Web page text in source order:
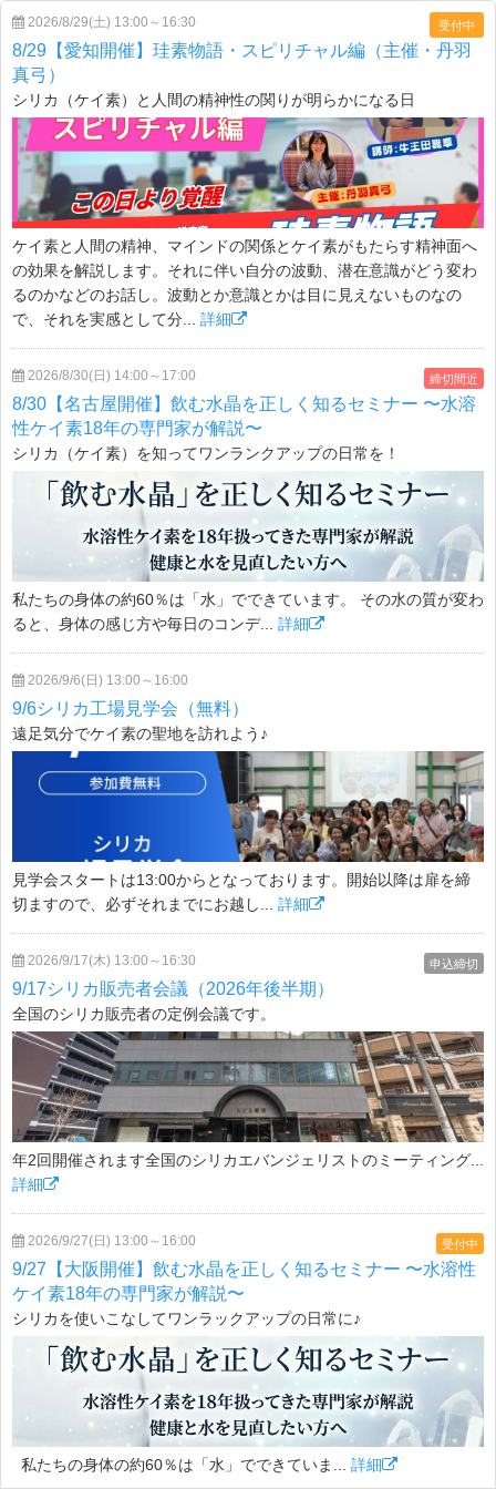
受付中
2026/8/29(土) 13:00～16:30
8/29【愛知開催】珪素物語・スピリチャル編（主催・丹羽
真弓）
シリカ（ケイ素）と人間の精神性の関りが明らかになる日
ケイ素と人間の精神、マインドの関係とケイ素がもたらす精神面へ
の効果を解説します。それに伴い自分の波動、潜在意識がどう変わ
るのかなどのお話し。波動とか意識とかは目に見えないものなの
で、それを実感として分... 詳細
締切間近
2026/8/30(日) 14:00～17:00
8/30【名古屋開催】飲む水晶を正しく知るセミナー 〜水溶
性ケイ素18年の専門家が解説〜
シリカ（ケイ素）を知ってワンランクアップの日常を！
私たちの身体の約60％は「水」でできています。 その水の質が変わ
ると、身体の感じ方や毎日のコンデ... 詳細
2026/9/6(日) 13:00～16:00
9/6シリカ工場見学会（無料）
遠足気分でケイ素の聖地を訪れよう♪
見学会スタートは13:00からとなっております。開始以降は扉を締
切ますので、必ずそれまでにお越し... 詳細
申込締切
2026/9/17(木) 13:00～16:30
9/17シリカ販売者会議（2026年後半期）
全国のシリカ販売者の定例会議です。
年2回開催されます全国のシリカエバンジェリストのミーティング...
詳細
受付中
2026/9/27(日) 13:00～16:00
9/27【大阪開催】飲む水晶を正しく知るセミナー 〜水溶性
ケイ素18年の専門家が解説〜
シリカを使いこなしてワンラックアップの日常に♪
私たちの身体の約60％は「水」でできていま... 詳細